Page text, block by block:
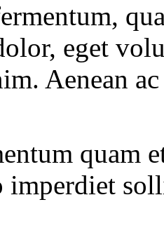
eget
Aenean
quam
imperdiet